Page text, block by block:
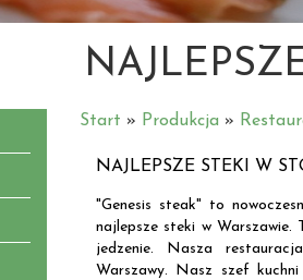
Start » Produkcja »
NAJLEPSZE STEKI W
"Genesis steak" to
najlepsze steki w Warszawie.
jedzenie. Nasza
Warszawy. Nasz szef